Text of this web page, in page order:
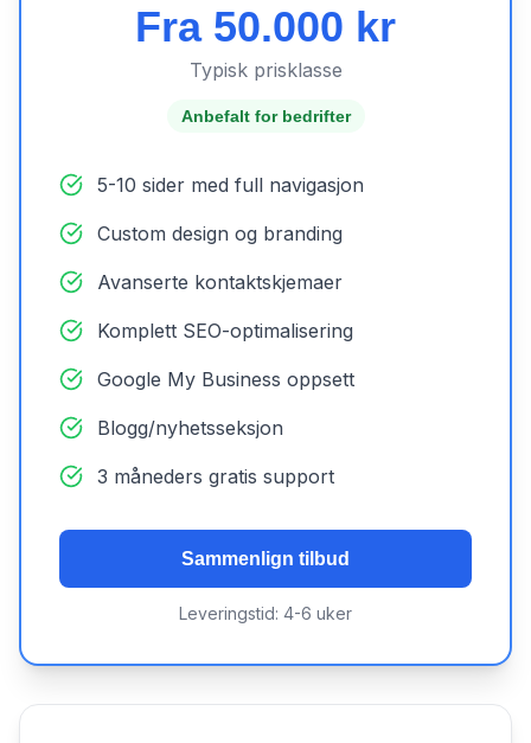
Fra 50.000 kr
Typisk prisklasse
Anbefalt for bedrifter
5-10 sider med full navigasjon
Custom design og branding
Avanserte kontaktskjemaer
Komplett SEO-optimalisering
Google My Business oppsett
Blogg/nyhetsseksjon
3 måneders gratis support
Sammenlign tilbud
Leveringstid: 4-6 uker